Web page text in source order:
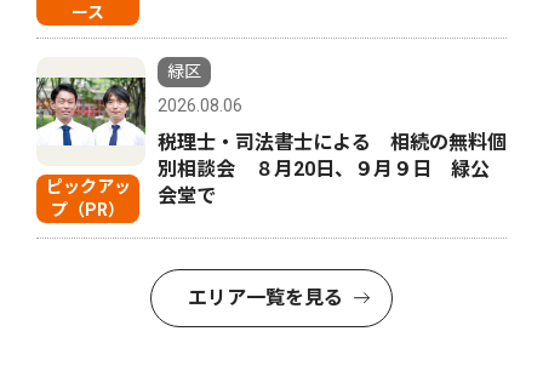
ース
ピックアッ
プ（PR）
緑区
2026.08.06
税理士・司法書士による 相続の無料個
別相談会 ８月20日、９月９日 緑公
会堂で
エリア一覧を見る